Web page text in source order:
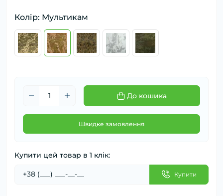
Колір: Мультикам
До кошика
Швидке замовлення
Купити цей товар в 1 клік:
Купити